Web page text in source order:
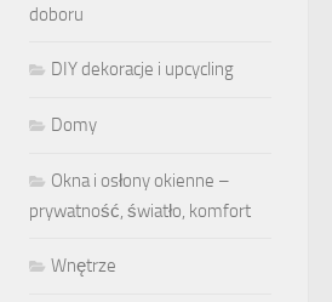
doboru
DIY dekoracje i upcycling
Domy
Okna i osłony okienne –
prywatność, światło, komfort
Wnętrze